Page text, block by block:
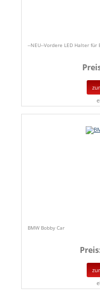
--NEU--Vordere LED Halter für
BMW Bobby Car